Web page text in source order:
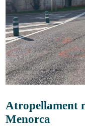
Atropellament
Menorca